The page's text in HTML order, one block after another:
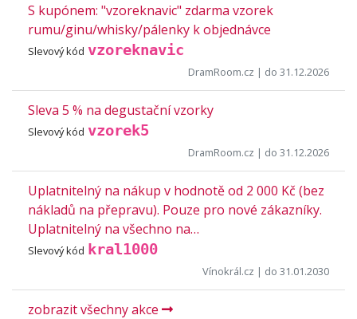
S kupónem: "vzoreknavic" zdarma vzorek
rumu/ginu/whisky/pálenky k objednávce
Slevový kód vzoreknavic
DramRoom.cz | do 31.12.2026
Sleva 5 % na degustační vzorky
Slevový kód vzorek5
DramRoom.cz | do 31.12.2026
Uplatnitelný na nákup v hodnotě od 2 000 Kč (bez
nákladů na přepravu). Pouze pro nové zákazníky.
Uplatnitelný na všechno na…
Slevový kód kral1000
Vínokrál.cz | do 31.01.2030
zobrazit všechny akce